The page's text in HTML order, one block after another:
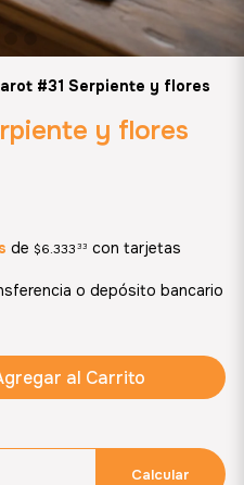
#31 Serpiente y flores
y flores
de $6.333 33 con tarjetas
o depósito bancario
al Carrito
Calcular